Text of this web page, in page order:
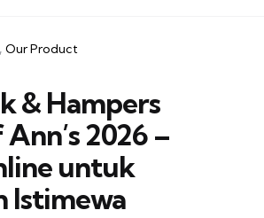
Our Product
& Hampers
2026 –
untuk
Istimewa